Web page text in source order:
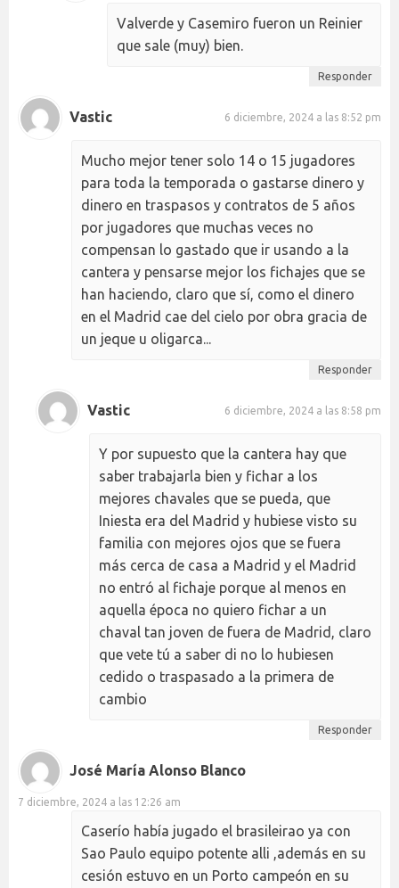
Valverde y Casemiro fueron un Reinier
que sale (muy) bien.
Responder
Vastic 6 diciembre, 2024 a las 8:52 pm
Mucho mejor tener solo 14 o 15 jugadores
para toda la temporada o gastarse dinero y
dinero en traspasos y contratos de 5 años
por jugadores que muchas veces no
compensan lo gastado que ir usando a la
cantera y pensarse mejor los fichajes que se
han haciendo, claro que sí, como el dinero
en el Madrid cae del cielo por obra gracia de
un jeque u oligarca...
Responder
Vastic 6 diciembre, 2024 a las 8:58 pm
Y por supuesto que la cantera hay que
saber trabajarla bien y fichar a los
mejores chavales que se pueda, que
Iniesta era del Madrid y hubiese visto su
familia con mejores ojos que se fuera
más cerca de casa a Madrid y el Madrid
no entró al fichaje porque al menos en
aquella época no quiero fichar a un
chaval tan joven de fuera de Madrid, claro
que vete tú a saber di no lo hubiesen
cedido o traspasado a la primera de
cambio
Responder
José María Alonso Blanco
7 diciembre, 2024 a las 12:26 am
Caserío había jugado el brasileirao ya con
Sao Paulo equipo potente alli ,además en su
cesión estuvo en un Porto campeón en su